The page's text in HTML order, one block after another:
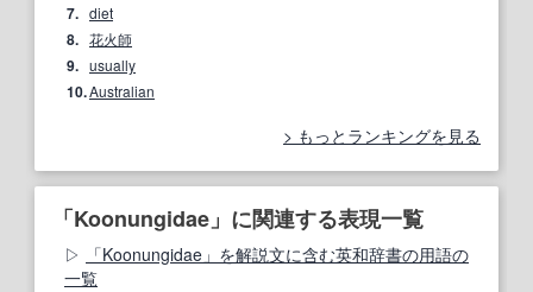
7. diet
8. 花火師
9. usually
10.Australian
もっとランキングを見る
「Koonungidae」に関連する表現一覧
「Koonungidae」を解説文に含む英和辞書の用語の
一覧